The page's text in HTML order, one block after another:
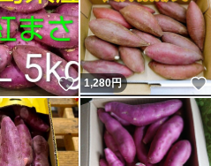
いいね！
1,280円